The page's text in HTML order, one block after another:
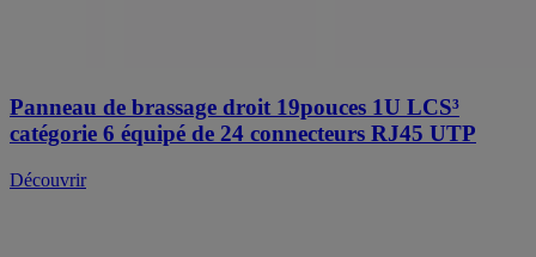
Panneau de brassage droit 19pouces 1U LCS³
catégorie 6 équipé de 24 connecteurs RJ45 UTP
Découvrir